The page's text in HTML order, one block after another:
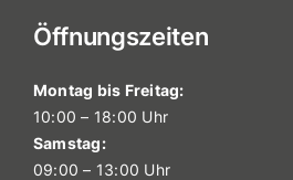
Öffnungszeiten
Montag bis Freitag:
10:00 – 18:00 Uhr
Samstag:
09:00 – 13:00 Uhr